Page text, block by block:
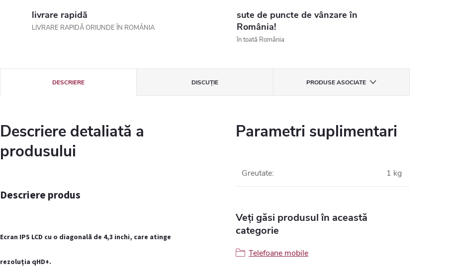
livrare rapidă
LIVRARE RAPIDĂ ORIUNDE ÎN ROMÂNIA
sute de puncte de vânzare în
România!
în toată România
DESCRIERE DISCUŢIE PRODUSE ASOCIATE
Descriere detaliată a
produsului
Descriere produs
Ecran IPS LCD cu o diagonală de 4,3 inchi, care atinge
rezoluția qHD+.
Parametri suplimentari
Greutate: 1 kg
Veți găsi produsul în această
categorie
Telefoane mobile